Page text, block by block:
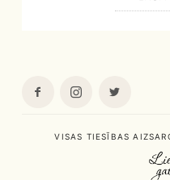
VISAS TIESĪBAS